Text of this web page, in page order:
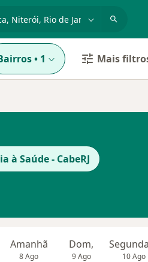
ou região
• 1 Mais
à Saúde - CabeRJ
Amanhã
8 Ago
Dom,
9 Ago 10 Ago